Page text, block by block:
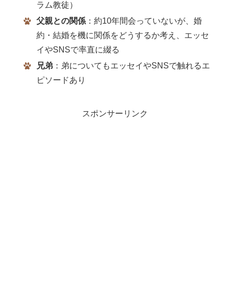
ラム教徒）
父親との関係：約10年間会っていないが、婚
約・結婚を機に関係をどうするか考え、エッセ
イやSNSで率直に綴る
兄弟：弟についてもエッセイやSNSで触れるエ
ピソードあり
スポンサーリンク